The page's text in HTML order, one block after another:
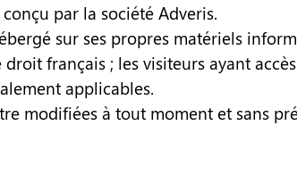
par la société Adveris.
sur ses propres matériels
français ; les visiteurs ayant
applicables.
modifiées à tout moment et sans